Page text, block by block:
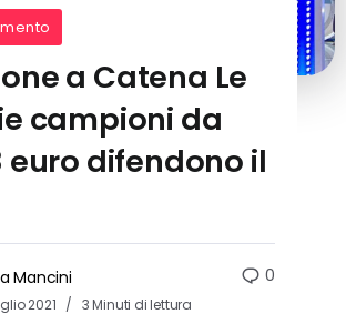
a Catena Le
campioni da
euro difendono il
Mancini
2021 3 Minuti di lettura
0